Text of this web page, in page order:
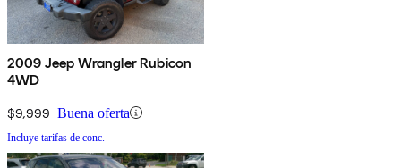
2009 Jeep Wrangler Rubicon
4WD
$9,999 Buena oferta
Incluye tarifas de conc.